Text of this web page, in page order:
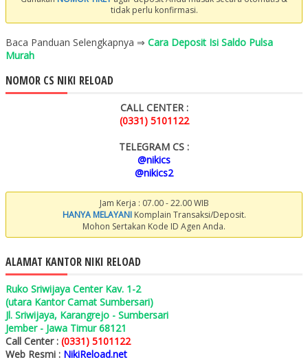
tidak perlu konfirmasi.
Baca Panduan Selengkapnya ⇒ Cara Deposit Isi Saldo Pulsa
Murah
NOMOR CS NIKI RELOAD
CALL CENTER :
(0331) 5101122
TELEGRAM CS :
@nikics
@nikics2
Jam Kerja : 07.00 - 22.00 WIB
HANYA MELAYANIKomplain Transaksi/Deposit.
Mohon Sertakan Kode ID Agen Anda.
ALAMAT KANTOR NIKI RELOAD
Ruko Sriwijaya Center Kav. 1-2
(utara Kantor Camat Sumbersari)
Jl. Sriwijaya, Karangrejo - Sumbersari
Jember - Jawa Timur 68121
Call Center : (0331) 5101122
Web Resmi : NikiReload.net